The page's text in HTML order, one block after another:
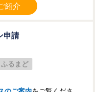
紹介
申請
ふるまど